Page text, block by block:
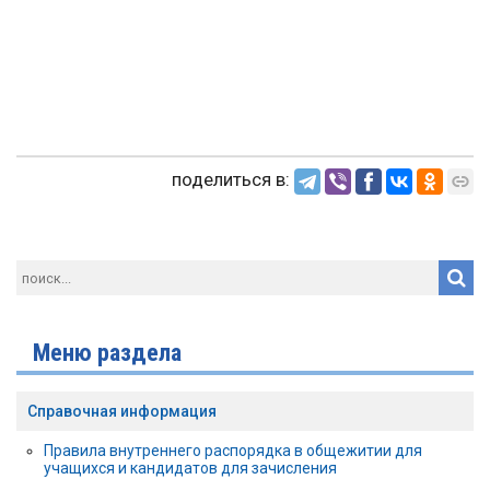
поделиться в:
Меню раздела
Справочная информация
Правила внутреннего распорядка в общежитии для
учащихся и кандидатов для зачисления